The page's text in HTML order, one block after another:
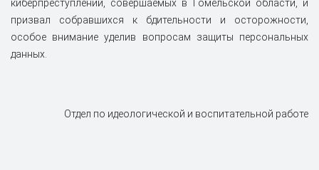
киберпреступлений, совершаемых в Гомельской области, и
призвал собравшихся к бдительности и осторожности,
особое внимание уделив вопросам защиты персональных
данных.
Отдел по идеологической и воспитательной работе